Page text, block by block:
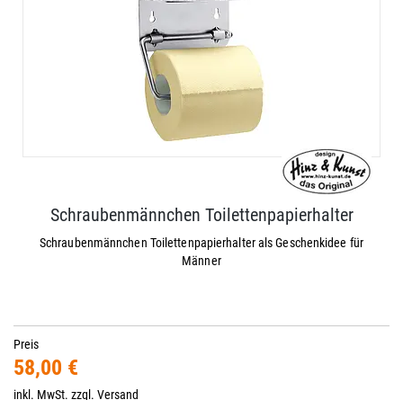
Schraubenmännchen Toilettenpapierhalter
Schraubenmännchen Toilettenpapierhalter als Geschenkidee für
Männer
Preis
58,00 €
inkl. MwSt. zzgl. Versand